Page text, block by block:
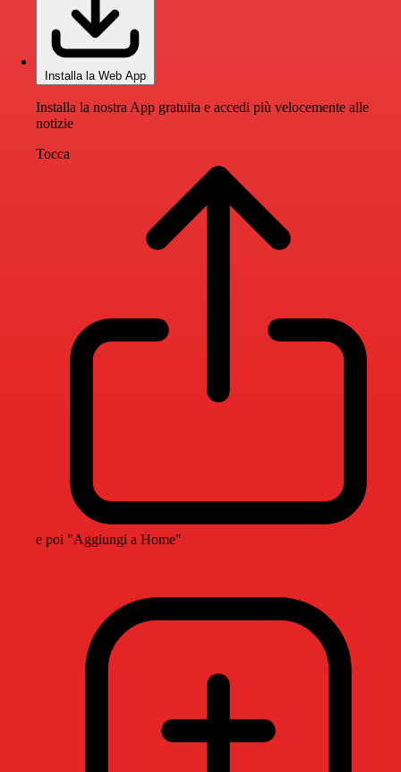
Installa la Web App
Installa la nostra App gratuita e accedi più velocemente alle
notizie
Tocca
e poi "Aggiungi a Home"